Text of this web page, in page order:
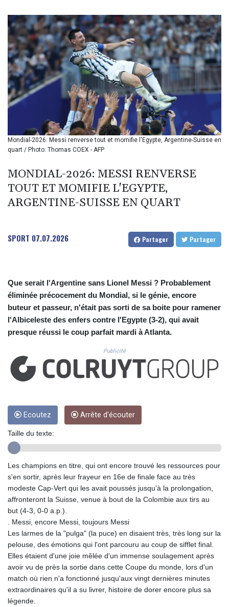
BMD 1.156136
BND 1.477082
BOB 13.69983
BRL 5.876989
BSD 1.152686
BTN 109.688637
BWP 15.558807
BYN 3.432357
BYR 22660.258427
BZD 2.318271
CAD 1.61333
CDF 2615.761404
CLP 1055.916879
CNY 7.801146
CNH 7.796152
COP 3633.55485
CUC 1.156136
CUP 30.637594
DKK 7.477932
DOP 67.289164
DZD 152.967099
EGP 57.380687
ERN 17.342035
FJD 2.553384
FKP 0.857252
GBP 0.858527
GHS 13.526832
GIP 0.857252
GNF 10123.874202
GYD 241.157003
HKD 9.067746
HNL 30.895616
HRK 7.536622
HUF 363.096405
IDR 20580.370421
ILS 3.468234
IMP 0.857252
INR 110.076256
IQD 1509.981237
IRR
Mondial-2026: Messi renverse tout et momifie l'Egypte, Argentine-Suisse en
quart / Photo: Thomas COEX - AFP
MONDIAL-2026: MESSI RENVERSE
TOUT ET MOMIFIE L'EGYPTE,
ARGENTINE-SUISSE EN QUART
SPORT 07.07.2026 Partager Partager
Que serait l'Argentine sans Lionel Messi ? Probablement
éliminée précocement du Mondial, si le génie, encore
buteur et passeur, n'était pas sorti de sa boite pour ramener
l'Albiceleste des enfers contre l'Egypte (3-2), qui avait
presque réussi le coup parfait mardi à Atlanta.
Publicité
Ecoutez Arrête d'écouter
Taille du texte:
Les champions en titre, qui ont encore trouvé les ressources pour
s'en sortir, après leur frayeur en 16e de finale face au très
modeste Cap-Vert qui les avait poussés jusqu'à la prolongation,
affronteront la Suisse, venue à bout de la Colombie aux tirs au
but (4-3, 0-0 a.p.).
. Messi, encore Messi, toujours Messi
Les larmes de la "pulga" (la puce) en disaient très, très long sur la
pelouse, des émotions qui l'ont parcouru au coup de sifflet final.
Elles étaient d'une joie mêlée d'un immense soulagement après
avoir vu de près la sortie dans cette Coupe du monde, lors d'un
match où rien n'a fonctionné jusqu'aux vingt dernières minutes
extraordinaires qu'il a su livrer, histoire de dorer encore plus sa
légende.